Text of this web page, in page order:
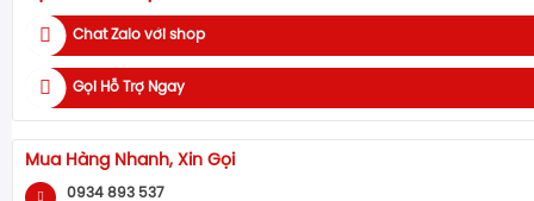
Chat Zalo với shop
Gọi Hỗ Trợ Ngay
Mua Hàng Nhanh, Xin Gọi
0934 893 537